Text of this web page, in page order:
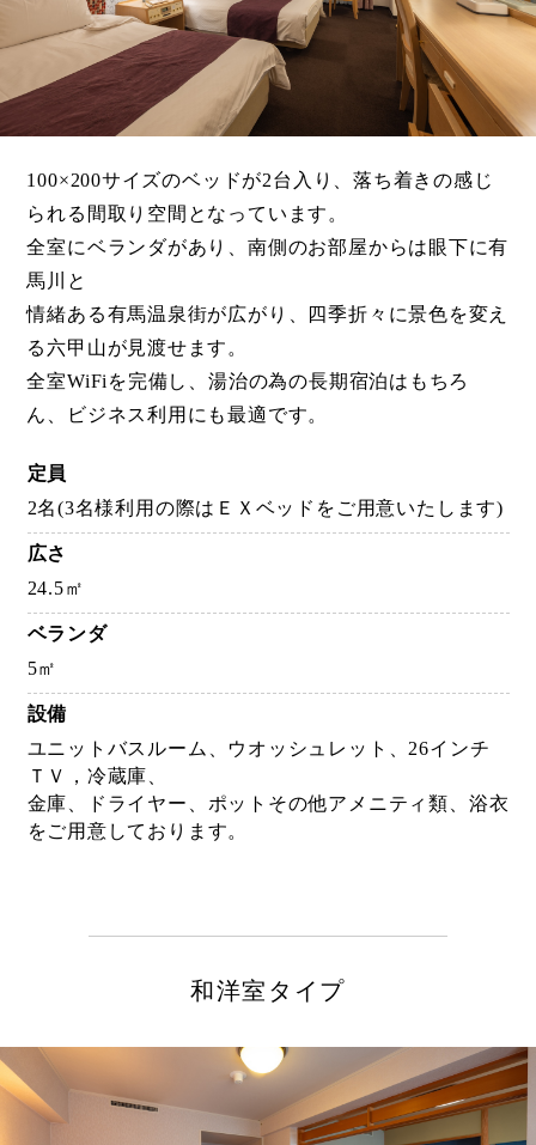
100×200サイズのベッドが2台入り、落ち着きの感じ
られる間取り空間となっています。
全室にベランダがあり、南側のお部屋からは眼下に有
馬川と
情緒ある有馬温泉街が広がり、四季折々に景色を変え
る六甲山が見渡せます。
全室WiFiを完備し、湯治の為の長期宿泊はもちろ
ん、ビジネス利用にも最適です。
定員
2名(3名様利用の際はＥＸベッドをご用意いたします)
広さ
24.5㎡
ベランダ
5㎡
設備
ユニットバスルーム、ウオッシュレット、26インチ
ＴＶ，冷蔵庫、
金庫、ドライヤー、ポットその他アメニティ類、浴衣
をご用意しております。
和洋室タイプ